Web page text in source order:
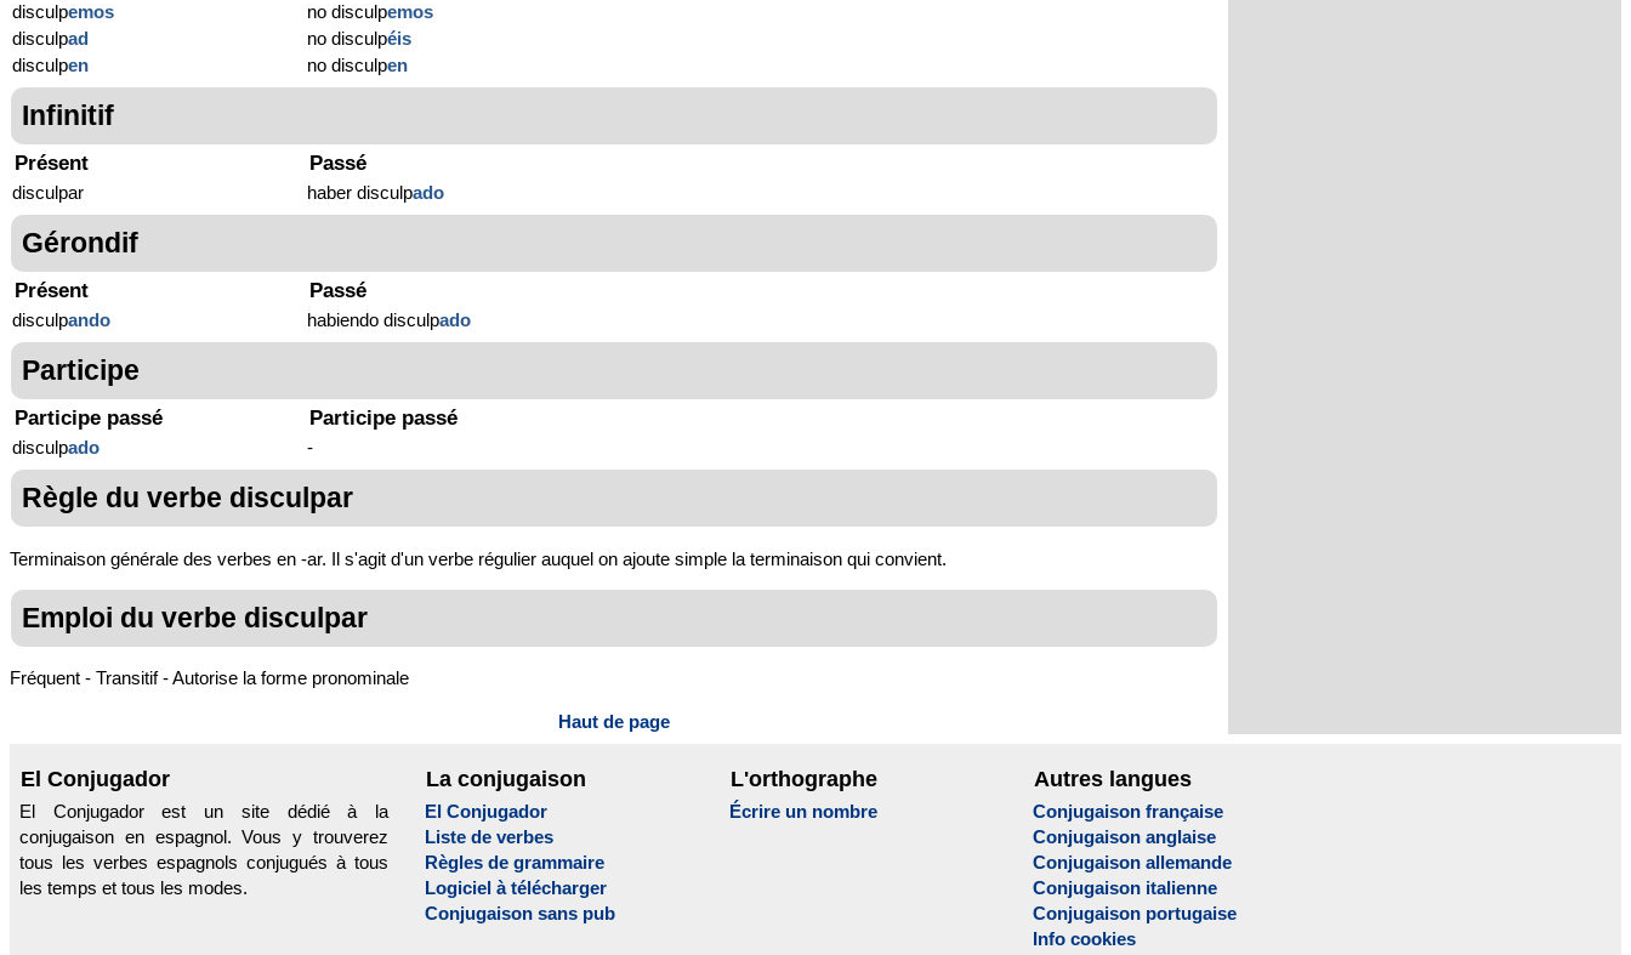
disculpemos
disculpad
disculpen
no disculpemos
no disculpéis
no disculpen
Infinitif
Présent
disculpar
Passé
haber disculpado
Gérondif
Présent
disculpando
Passé
habiendo disculpado
Participe
Participe passé
disculpado
Participe passé
-
Règle du verbe disculpar
Terminaison générale des verbes en -ar. Il s'agit d'un verbe régulier auquel on ajoute simple la terminaison qui convient.
Emploi du verbe disculpar
Fréquent - Transitif - Autorise la forme pronominale
Haut de page
El Conjugador
El Conjugador est un site dédié à la
conjugaison en espagnol. Vous y trouverez
tous les verbes espagnols conjugués à tous
les temps et tous les modes.
La conjugaison
El Conjugador
Liste de verbes
Règles de grammaire
Logiciel à télécharger
Conjugaison sans pub
L'orthographe
Écrire un nombre
Autres langues
Conjugaison française
Conjugaison anglaise
Conjugaison allemande
Conjugaison italienne
Conjugaison portugaise
Info cookies